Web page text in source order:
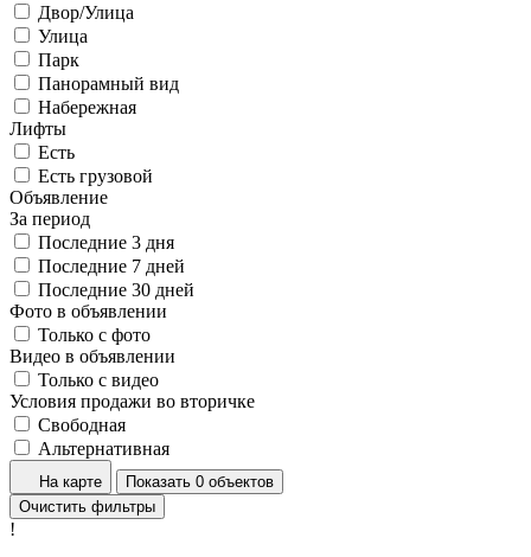
Двор/Улица
Улица
Парк
Панорамный вид
Набережная
Лифты
Есть
Есть грузовой
Объявление
За период
Последние 3 дня
Последние 7 дней
Последние 30 дней
Фото в объявлении
Только с фото
Видео в объявлении
Только с видео
Условия продажи во вторичке
Свободная
Альтернативная
На карте
Показать 0 объектов
Очистить фильтры
!